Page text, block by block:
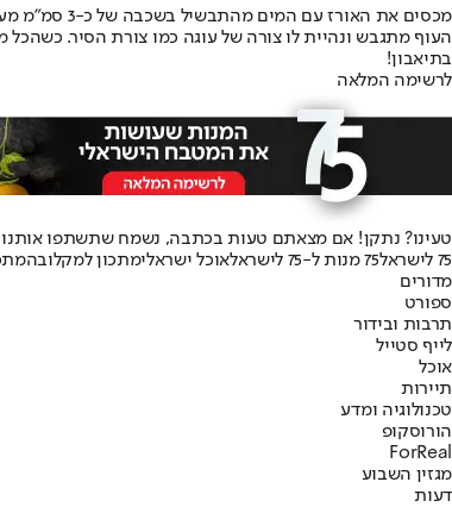
מכסים את האורז עם המים מהתבשיל בשכבה של כ-3 סמ"מ מעל האורז ומבשלים על להבה נמוכה-בינונית בערך 35 דקות.
העוף מתגבש ונהיית לו צורה של עוגה כמו צורת הסיר. כשהכל מוכן
בתיאבון!
לרשימה המלאה
טעינו? נתקן! אם מצאתם טעות בכתבה, נשמח שתשתפו אותנו
75 לישראל
75 מנות ל-75 לישראל אוכל ישראלימתכון למקלובה
מדורים
ספורט
תרבות ובידור
לייף סטייל
אוכל
תיירות
טכנולוגיה ומדע
הורוסקופ
ForReal
מגזין השבוע
דעות